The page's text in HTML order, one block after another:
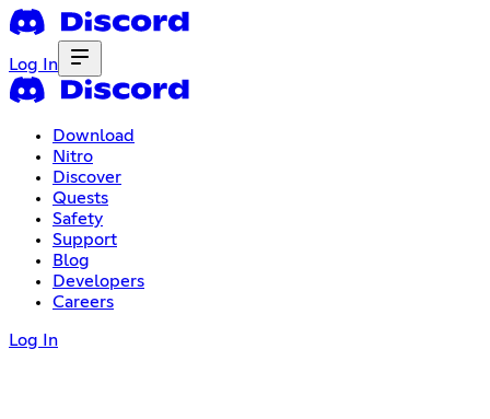
Log In
Download
Nitro
Discover
Quests
Safety
Support
Blog
Developers
Careers
Log In